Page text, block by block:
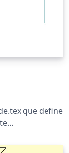
que define
en
de sintaxis